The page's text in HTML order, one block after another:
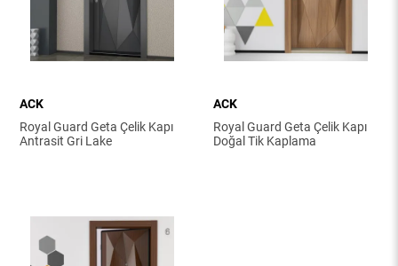
ACK
Royal Guard Geta Çelik Kapı
Antrasit Gri Lake
ACK
Royal Guard Geta Çelik Kapı
Doğal Tik Kaplama